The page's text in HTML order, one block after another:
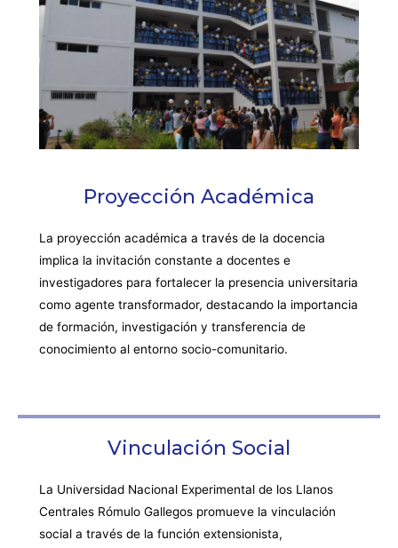
Proyección Académica
La proyección académica a través de la docencia
implica la invitación constante a docentes e
investigadores para fortalecer la presencia universitaria
como agente transformador, destacando la importancia
de formación, investigación y transferencia de
conocimiento al entorno socio-comunitario.
Vinculación Social
La Universidad Nacional Experimental de los Llanos
Centrales Rómulo Gallegos promueve la vinculación
social a través de la función extensionista,